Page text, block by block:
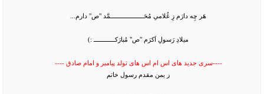
هَر چِه دارَم زِ غُلامىِ مُحَـــــــــــــــــــمَّد "ص" دارم...
ميلادِ رَسولِ اَكرَم "ص" مُبارَكــــــــــــ :)
----سری جدید های اس ام اس های تولد پیامبر و امام صادق ----
ز یمن مقدم رسول خاتم